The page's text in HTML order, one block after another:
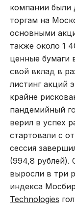
компании были
торгам на
основными
также около 1
ценные бумаги
свой вклад в
листинг акций
крайне
пандемийный
верил в успех
стартовали с
сессия
(994,8 рублей).
выросли в три
индекса
Technologies